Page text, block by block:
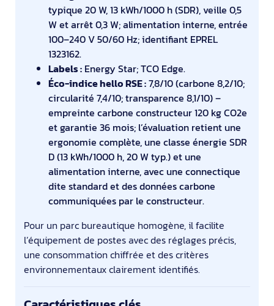
typique 20 W, 13 kWh/1000 h (SDR), veille 0,5
W et arrêt 0,3 W; alimentation interne, entrée
100–240 V 50/60 Hz; identifiant EPREL
1323162.
Labels : Energy Star; TCO Edge.
Éco-indice hello RSE :7,8/10 (carbone 8,2/10;
circularité 7,4/10; transparence 8,1/10) –
empreinte carbone constructeur 120 kg CO2e
et garantie 36 mois; l’évaluation retient une
ergonomie complète, une classe énergie SDR
D (13 kWh/1000 h, 20 W typ.) et une
alimentation interne, avec une connectique
dite standard et des données carbone
communiquées par le constructeur.
Pour un parc bureautique homogène, il facilite
l’équipement de postes avec des réglages précis,
une consommation chiffrée et des critères
environnementaux clairement identifiés.